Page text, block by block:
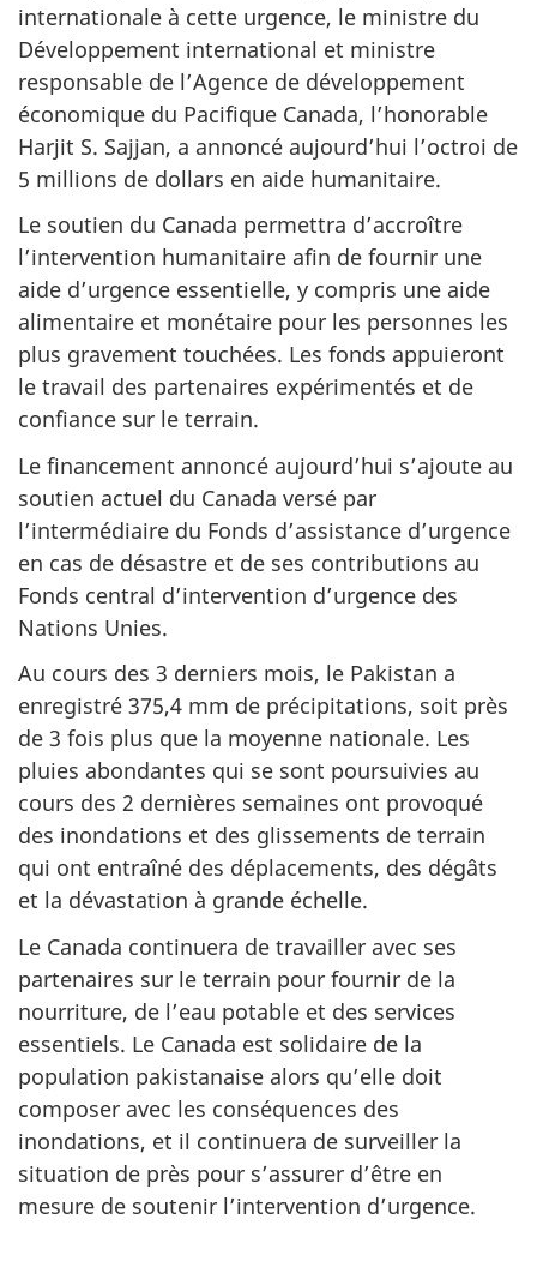
internationale à cette urgence, le ministre du
Développement international et ministre
responsable de l’Agence de développement
économique du Pacifique Canada, l’honorable
Harjit S. Sajjan, a annoncé aujourd’hui l’octroi de
5 millions de dollars en aide humanitaire.
Le soutien du Canada permettra d’accroître
l’intervention humanitaire afin de fournir une
aide d’urgence essentielle, y compris une aide
alimentaire et monétaire pour les personnes les
plus gravement touchées. Les fonds appuieront
le travail des partenaires expérimentés et de
confiance sur le terrain.
Le financement annoncé aujourd’hui s’ajoute au
soutien actuel du Canada versé par
l’intermédiaire du Fonds d’assistance d’urgence
en cas de désastre et de ses contributions au
Fonds central d’intervention d’urgence des
Nations Unies.
Au cours des 3 derniers mois, le Pakistan a
enregistré 375,4 mm de précipitations, soit près
de 3 fois plus que la moyenne nationale. Les
pluies abondantes qui se sont poursuivies au
cours des 2 dernières semaines ont provoqué
des inondations et des glissements de terrain
qui ont entraîné des déplacements, des dégâts
et la dévastation à grande échelle.
Le Canada continuera de travailler avec ses
partenaires sur le terrain pour fournir de la
nourriture, de l’eau potable et des services
essentiels. Le Canada est solidaire de la
population pakistanaise alors qu’elle doit
composer avec les conséquences des
inondations, et il continuera de surveiller la
situation de près pour s’assurer d’être en
mesure de soutenir l’intervention d’urgence.